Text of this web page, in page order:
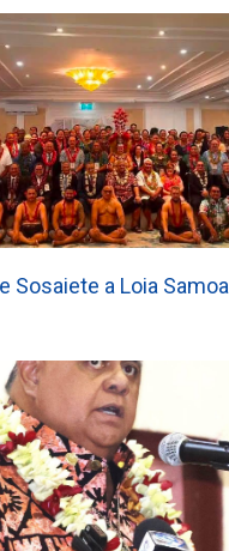
Sosaiete a Loia Samoa